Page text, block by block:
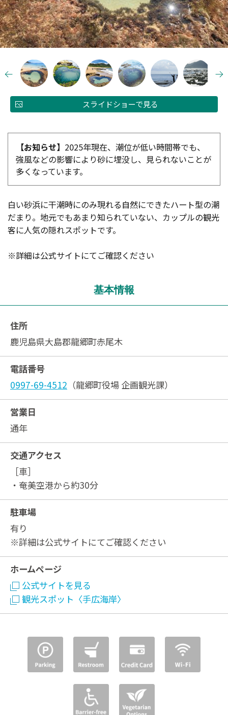
スライドショーで見る
【お知らせ】 2025年現在、潮位が低い時間帯でも、
強風などの影響により砂に埋没し、見られないことが
多くなっています。
白い砂浜に干潮時にのみ現れる自然にできたハート型の潮
だまり。地元でもあまり知られていない、カップルの観光
客に人気の隠れスポットです。
※詳細は公式サイトにてご確認ください
基本情報
住所
鹿児島県大島郡龍郷町赤尾木
電話番号
0997-69-4512 （龍郷町役場 企画観光課）
営業日
通年
交通アクセス
［車］
・奄美空港から約30分
駐車場
有り
※詳細は公式サイトにてご確認ください
ホームページ
公式サイトを見る
観光スポット〈手広海岸〉